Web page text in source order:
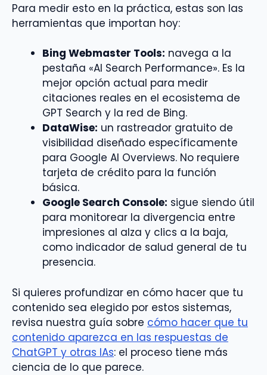
Para medir esto en la práctica, estas son las
herramientas que importan hoy:
Bing Webmaster Tools: navega a la
pestaña «AI Search Performance». Es la
mejor opción actual para medir
citaciones reales en el ecosistema de
GPT Search y la red de Bing.
DataWise: un rastreador gratuito de
visibilidad diseñado específicamente
para Google AI Overviews. No requiere
tarjeta de crédito para la función
básica.
Google Search Console: sigue siendo útil
para monitorear la divergencia entre
impresiones al alza y clics a la baja,
como indicador de salud general de tu
presencia.
Si quieres profundizar en cómo hacer que tu
contenido sea elegido por estos sistemas,
revisa nuestra guía sobre cómo hacer que tu
contenido aparezca en las respuestas de
ChatGPT y otras IAs: el proceso tiene más
ciencia de lo que parece.